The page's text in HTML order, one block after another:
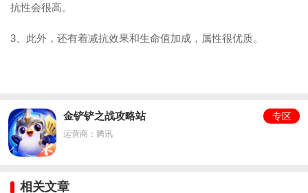
抗性会很高。
3、此外，还有着减抗效果和生命值加成，属性很优质。
金铲铲之战攻略站
运营商：腾讯
专区
相关文章